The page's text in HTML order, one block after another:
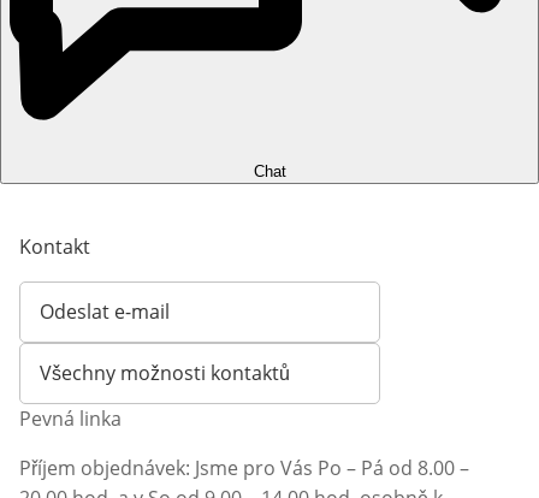
Chat
Kontakt
Odeslat e-mail
Otevírá e-mailového klienta
Všechny možnosti kontaktů
Pevná linka
Příjem objednávek: Jsme pro Vás Po – Pá od 8.00 –